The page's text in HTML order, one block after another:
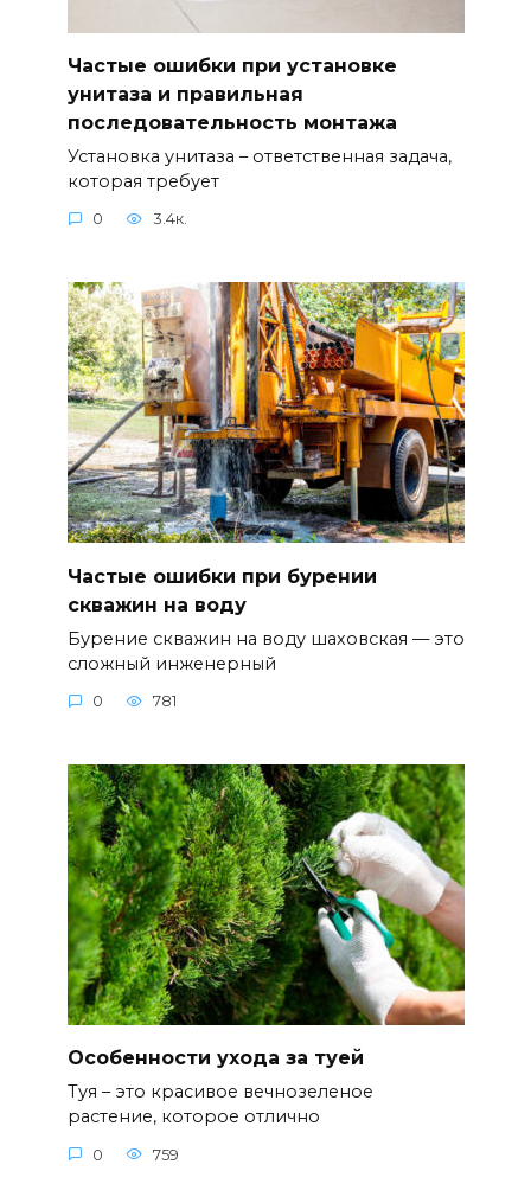
Частые ошибки при установке
унитаза и правильная
последовательность монтажа
Установка унитаза – ответственная задача,
которая требует
0 3.4к.
Частые ошибки при бурении
скважин на воду
Бурение скважин на воду шаховская — это
сложный инженерный
0 781
Особенности ухода за туей
Туя – это красивое вечнозеленое
растение, которое отлично
0 759